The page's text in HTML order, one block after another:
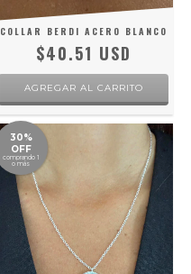
COLLAR BERDI ACERO BLANCO
$40.51 USD
30%
OFF
comprando 1
o más